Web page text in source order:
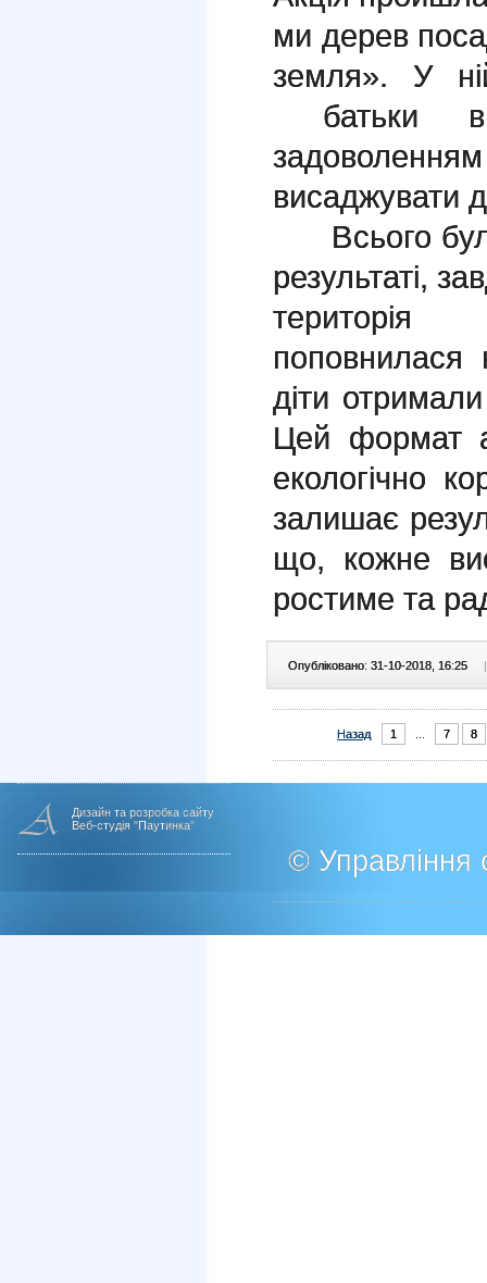
ми дерев
земля». У
батьки
висаджувати
Всього
результаті,
територія
діти
Цей формат
екологічно
залишає
що, кожне
ростиме та
Опубліковано: 31-10-2018, 16:25 |
Назад 1 7 8
Дизайн та розробка сайту
Веб-студія "Паутинка"
© Управління